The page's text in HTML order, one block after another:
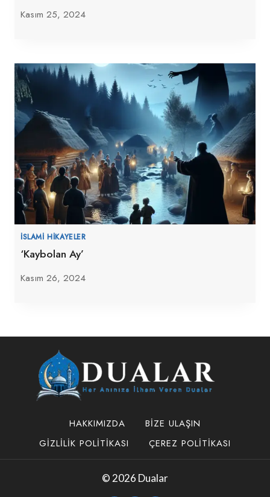
Kasım 25, 2024
İSLAMI HIKAYELER
‘Kaybolan Ay’
Kasım 26, 2024
HAKKIMIZDA
BIZE ULAŞIN
GIZLILIK POLITIKASI
ÇEREZ POLITIKASI
© 2026 Dualar